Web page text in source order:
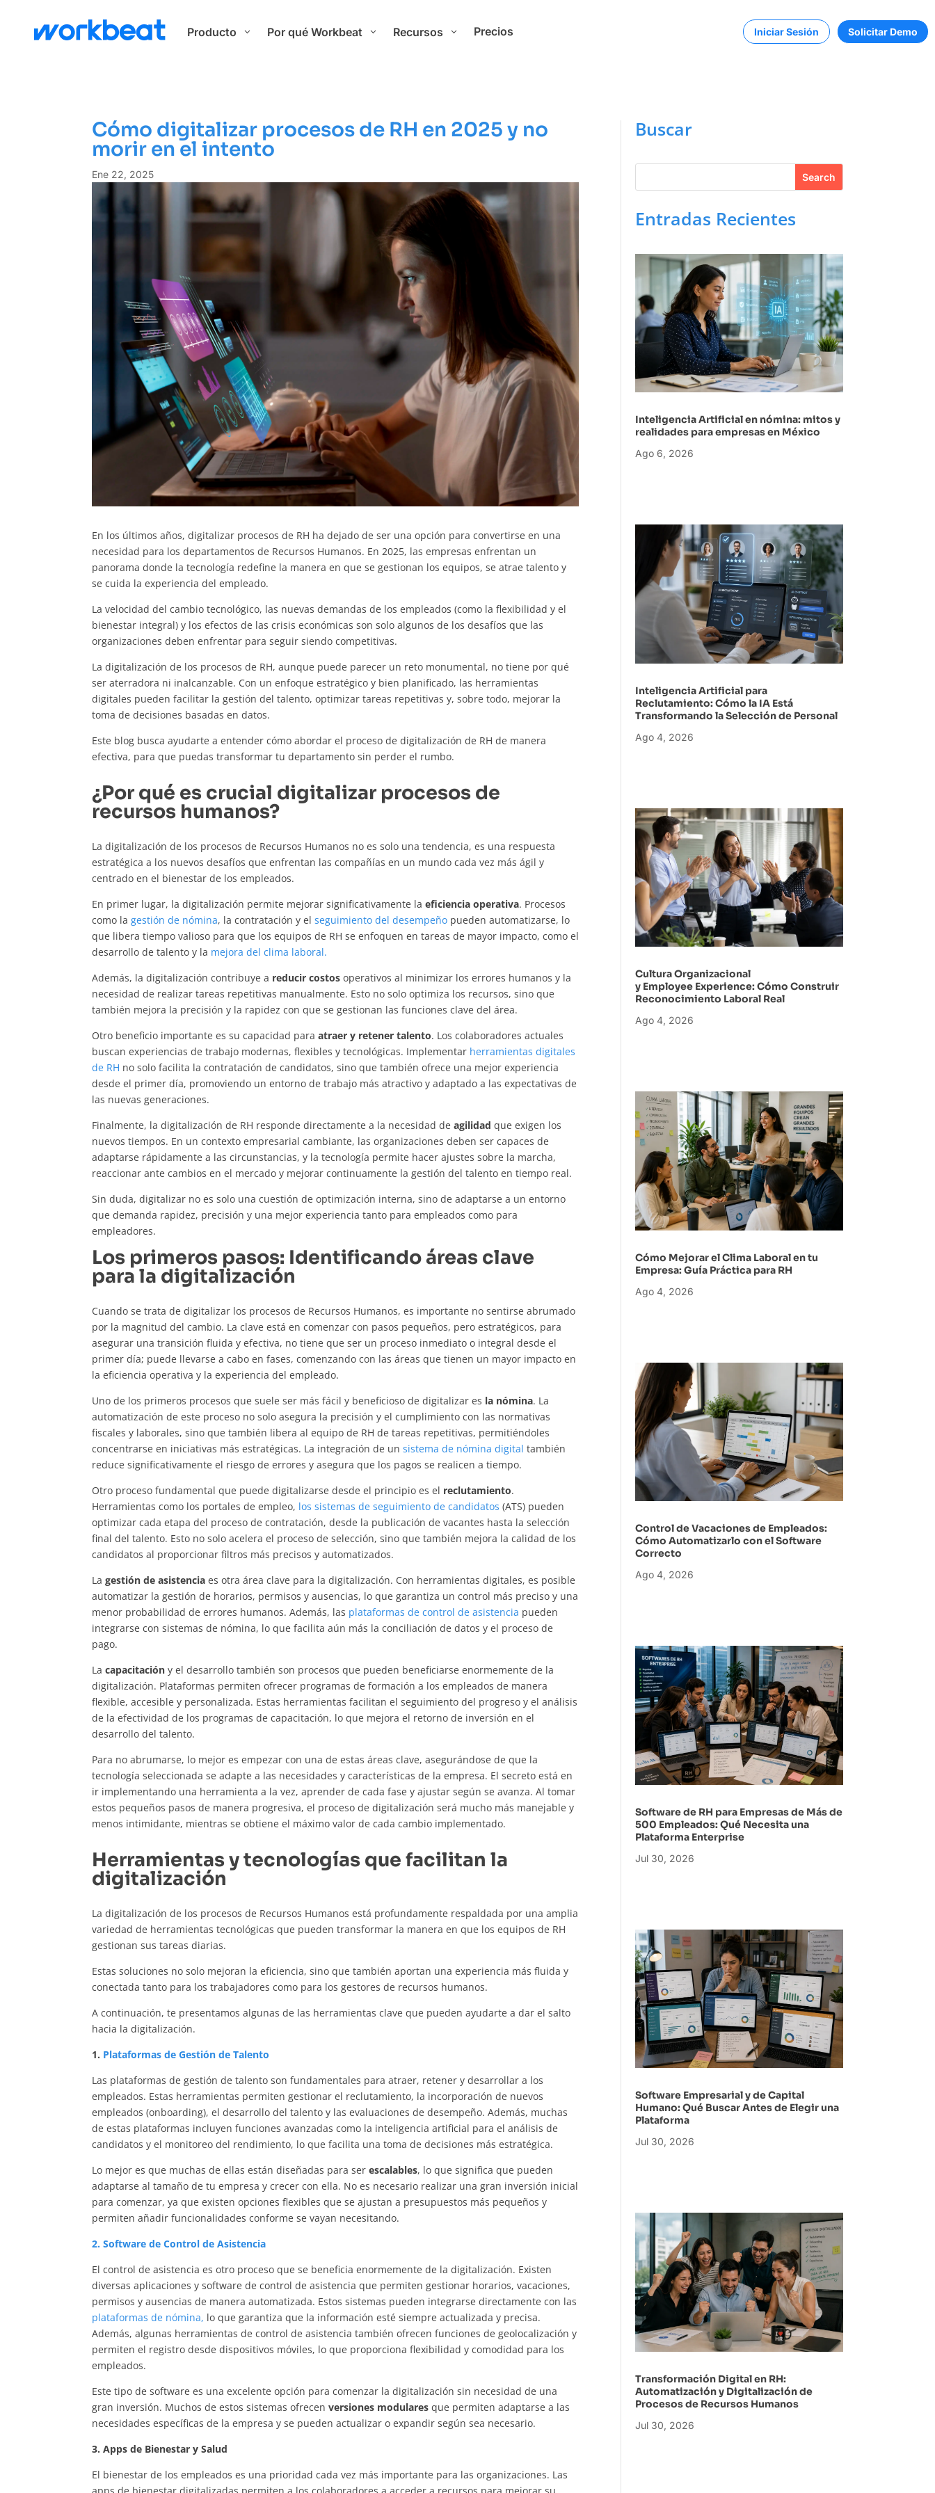
Producto 3 Por qué Workbeat 3 Recursos 3 Precios Iniciar Sesión Solicitar Demo
Cómo digitalizar procesos de RH en 2025 y no
morir en el intento
Ene 22, 2025
En los últimos años, digitalizar procesos de RH ha dejado de ser una opción para convertirse en una
necesidad para los departamentos de Recursos Humanos. En 2025, las empresas enfrentan un
panorama donde la tecnología redefine la manera en que se gestionan los equipos, se atrae talento y
se cuida la experiencia del empleado.
La velocidad del cambio tecnológico, las nuevas demandas de los empleados (como la flexibilidad y el
bienestar integral) y los efectos de las crisis económicas son solo algunos de los desafíos que las
organizaciones deben enfrentar para seguir siendo competitivas.
La digitalización de los procesos de RH, aunque puede parecer un reto monumental, no tiene por qué
ser aterradora ni inalcanzable. Con un enfoque estratégico y bien planificado, las herramientas
digitales pueden facilitar la gestión del talento, optimizar tareas repetitivas y, sobre todo, mejorar la
toma de decisiones basadas en datos.
Este blog busca ayudarte a entender cómo abordar el proceso de digitalización de RH de manera
efectiva, para que puedas transformar tu departamento sin perder el rumbo.
¿Por qué es crucial digitalizar procesos de
recursos humanos?
La digitalización de los procesos de Recursos Humanos no es solo una tendencia, es una respuesta
estratégica a los nuevos desafíos que enfrentan las compañías en un mundo cada vez más ágil y
centrado en el bienestar de los empleados.
En primer lugar, la digitalización permite mejorar significativamente la eficiencia operativa. Procesos
como la gestión de nómina, la contratación y el seguimiento del desempeño pueden automatizarse, lo
que libera tiempo valioso para que los equipos de RH se enfoquen en tareas de mayor impacto, como el
desarrollo de talento y la mejora del clima laboral.
Además, la digitalización contribuye a reducir costos operativos al minimizar los errores humanos y la
necesidad de realizar tareas repetitivas manualmente. Esto no solo optimiza los recursos, sino que
también mejora la precisión y la rapidez con que se gestionan las funciones clave del área.
Otro beneficio importante es su capacidad para atraer y retener talento. Los colaboradores actuales
buscan experiencias de trabajo modernas, flexibles y tecnológicas. Implementar herramientas digitales
de RH no solo facilita la contratación de candidatos, sino que también ofrece una mejor experiencia
desde el primer día, promoviendo un entorno de trabajo más atractivo y adaptado a las expectativas de
las nuevas generaciones.
Finalmente, la digitalización de RH responde directamente a la necesidad de agilidad que exigen los
nuevos tiempos. En un contexto empresarial cambiante, las organizaciones deben ser capaces de
adaptarse rápidamente a las circunstancias, y la tecnología permite hacer ajustes sobre la marcha,
reaccionar ante cambios en el mercado y mejorar continuamente la gestión del talento en tiempo real.
Sin duda, digitalizar no es solo una cuestión de optimización interna, sino de adaptarse a un entorno
que demanda rapidez, precisión y una mejor experiencia tanto para empleados como para
empleadores.
Los primeros pasos: Identificando áreas clave
para la digitalización
Cuando se trata de digitalizar los procesos de Recursos Humanos, es importante no sentirse abrumado
por la magnitud del cambio. La clave está en comenzar con pasos pequeños, pero estratégicos, para
asegurar una transición fluida y efectiva, no tiene que ser un proceso inmediato o integral desde el
primer día; puede llevarse a cabo en fases, comenzando con las áreas que tienen un mayor impacto en
la eficiencia operativa y la experiencia del empleado.
Uno de los primeros procesos que suele ser más fácil y beneficioso de digitalizar es la nómina. La
automatización de este proceso no solo asegura la precisión y el cumplimiento con las normativas
fiscales y laborales, sino que también libera al equipo de RH de tareas repetitivas, permitiéndoles
concentrarse en iniciativas más estratégicas. La integración de un sistema de nómina digital también
reduce significativamente el riesgo de errores y asegura que los pagos se realicen a tiempo.
Otro proceso fundamental que puede digitalizarse desde el principio es el reclutamiento.
Herramientas como los portales de empleo, los sistemas de seguimiento de candidatos (ATS) pueden
optimizar cada etapa del proceso de contratación, desde la publicación de vacantes hasta la selección
final del talento. Esto no solo acelera el proceso de selección, sino que también mejora la calidad de los
candidatos al proporcionar filtros más precisos y automatizados.
La gestión de asistencia es otra área clave para la digitalización. Con herramientas digitales, es posible
automatizar la gestión de horarios, permisos y ausencias, lo que garantiza un control más preciso y una
menor probabilidad de errores humanos. Además, las plataformas de control de asistencia pueden
integrarse con sistemas de nómina, lo que facilita aún más la conciliación de datos y el proceso de
pago.
La capacitación y el desarrollo también son procesos que pueden beneficiarse enormemente de la
digitalización. Plataformas permiten ofrecer programas de formación a los empleados de manera
flexible, accesible y personalizada. Estas herramientas facilitan el seguimiento del progreso y el análisis
de la efectividad de los programas de capacitación, lo que mejora el retorno de inversión en el
desarrollo del talento.
Para no abrumarse, lo mejor es empezar con una de estas áreas clave, asegurándose de que la
tecnología seleccionada se adapte a las necesidades y características de la empresa. El secreto está en
ir implementando una herramienta a la vez, aprender de cada fase y ajustar según se avanza. Al tomar
estos pequeños pasos de manera progresiva, el proceso de digitalización será mucho más manejable y
menos intimidante, mientras se obtiene el máximo valor de cada cambio implementado.
Herramientas y tecnologías que facilitan la
digitalización
La digitalización de los procesos de Recursos Humanos está profundamente respaldada por una amplia
variedad de herramientas tecnológicas que pueden transformar la manera en que los equipos de RH
gestionan sus tareas diarias.
Estas soluciones no solo mejoran la eficiencia, sino que también aportan una experiencia más fluida y
conectada tanto para los trabajadores como para los gestores de recursos humanos.
A continuación, te presentamos algunas de las herramientas clave que pueden ayudarte a dar el salto
hacia la digitalización.
1. Plataformas de Gestión de Talento
Las plataformas de gestión de talento son fundamentales para atraer, retener y desarrollar a los
empleados. Estas herramientas permiten gestionar el reclutamiento, la incorporación de nuevos
empleados (onboarding), el desarrollo del talento y las evaluaciones de desempeño. Además, muchas
de estas plataformas incluyen funciones avanzadas como la inteligencia artificial para el análisis de
candidatos y el monitoreo del rendimiento, lo que facilita una toma de decisiones más estratégica.
Lo mejor es que muchas de ellas están diseñadas para ser escalables, lo que significa que pueden
adaptarse al tamaño de tu empresa y crecer con ella. No es necesario realizar una gran inversión inicial
para comenzar, ya que existen opciones flexibles que se ajustan a presupuestos más pequeños y
permiten añadir funcionalidades conforme se vayan necesitando.
2. Software de Control de Asistencia
El control de asistencia es otro proceso que se beneficia enormemente de la digitalización. Existen
diversas aplicaciones y software de control de asistencia que permiten gestionar horarios, vacaciones,
permisos y ausencias de manera automatizada. Estos sistemas pueden integrarse directamente con las
plataformas de nómina, lo que garantiza que la información esté siempre actualizada y precisa.
Además, algunas herramientas de control de asistencia también ofrecen funciones de geolocalización y
permiten el registro desde dispositivos móviles, lo que proporciona flexibilidad y comodidad para los
empleados.
Este tipo de software es una excelente opción para comenzar la digitalización sin necesidad de una
gran inversión. Muchos de estos sistemas ofrecen versiones modulares que permiten adaptarse a las
necesidades específicas de la empresa y se pueden actualizar o expandir según sea necesario.
3. Apps de Bienestar y Salud
El bienestar de los empleados es una prioridad cada vez más importante para las organizaciones. Las
Buscar
Entradas Recientes
Inteligencia Artificial en nómina: mitos y
realidades para empresas en México
Ago 6, 2026
Inteligencia Artificial para
Reclutamiento: Cómo la IA Está
Transformando la Selección de Personal
Ago 4, 2026
Cultura Organizacional
y Employee Experience: Cómo Construir
Reconocimiento Laboral Real
Ago 4, 2026
Cómo Mejorar el Clima Laboral en tu
Empresa: Guía Práctica para RH
Ago 4, 2026
Control de Vacaciones de Empleados:
Cómo Automatizarlo con el Software
Correcto
Ago 4, 2026
Software de RH para Empresas de Más de
500 Empleados: Qué Necesita una
Plataforma Enterprise
Jul 30, 2026
Software Empresarial y de Capital
Humano: Qué Buscar Antes de Elegir una
Plataforma
Jul 30, 2026
Transformación Digital en RH:
Automatización y Digitalización de
Procesos de Recursos Humanos
Jul 30, 2026